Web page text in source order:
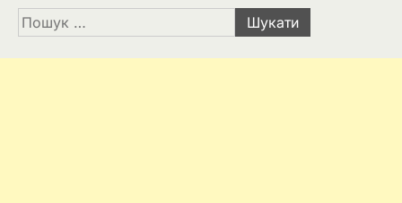
Пошук: